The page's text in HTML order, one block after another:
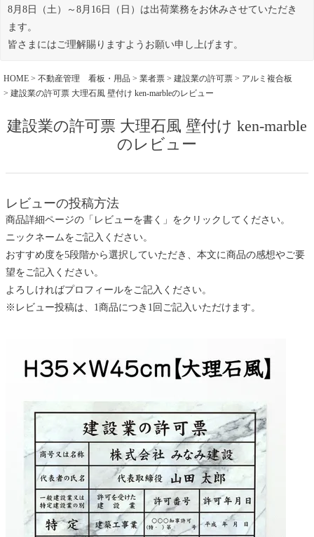
8月8日（土）～8月16日（日）は出荷業務をお休みさせていただき
ます。
皆さまにはご理解賜りますようお願い申し上げます。
HOME 不動産管理 看板・用品 業者票 建設業の許可票
アルミ複合板
建設業の許可票 大理石風 壁付け ken-marbleのレビュー
建設業の許可票 大理石風 壁付け ken-marble
のレビュー
レビューの投稿方法
商品詳細ページの「レビューを書く」をクリックしてください。
ニックネームをご記入ください。
おすすめ度を5段階から選択していただき、本文に商品の感想やご要
望をご記入ください。
よろしければプロフィールをご記入ください。
※レビュー投稿は、1商品につき1回ご記入いただけます。